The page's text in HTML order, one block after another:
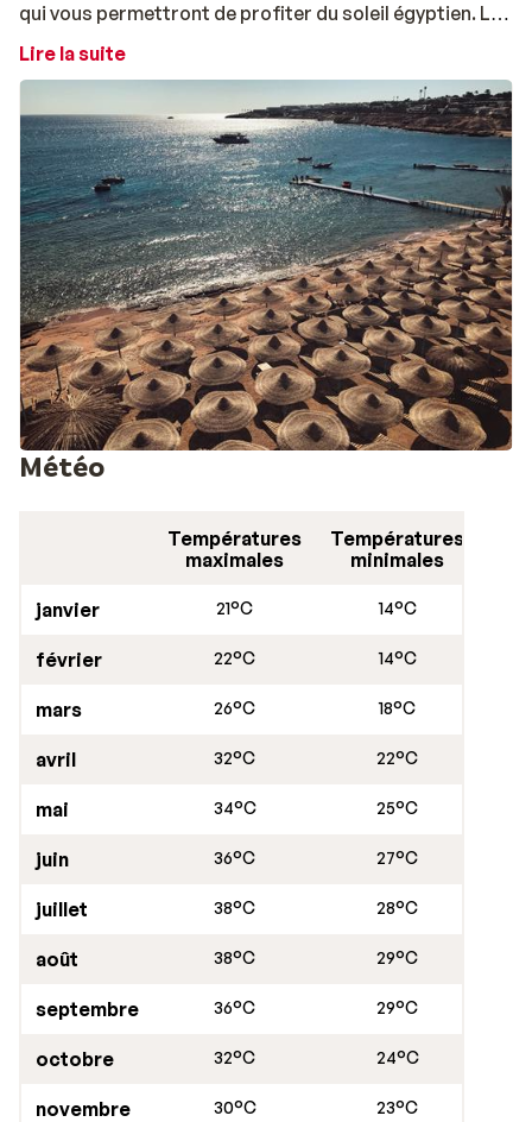
qui vous permettront de profiter du soleil égyptien. La
diversité du monde sous-marin ravira également les
milliers d'espèces de poissons et peut-être même des
dauphins et des tortues de mer ! Aussi, ne ratez pas la
visite de l'exceptionnel parc national de Ras
Mohammed.
Lire la suite
Météo
Températures
maximales
Températures
minimales
janvier 21°C 14°C
février 22°C 14°C
mars 26°C 18°C
avril 32°C 22°C
mai 34°C 25°C
juin 36°C 27°C
juillet 38°C 28°C
août 38°C 29°C
septembre 36°C 29°C
octobre 32°C 24°C
novembre 30°C 23°C